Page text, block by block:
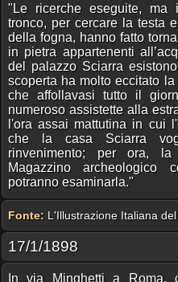
"Le ricerche eseguite, ma
tronco, per cercare la testa
della fogna, hanno fatto
in pietra appartenenti
del palazzo Sciarra
scoperta ha molto eccitato
che affollavasi tutto il
numeroso assistette alla
l'ora assai mattutina in cui
che la casa Sciarra
rinvenimento; per ora,
Magazzino archeologico
potranno esaminarla."
Fonte: L'Illustrazione Italiana
17/1/1898
In via Minghetti a Roma,